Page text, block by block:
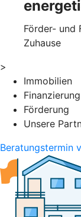
Förder- und
Zuhause
>
Immobilien
Finanzierung
Förderung
Unsere
Beratungstermin